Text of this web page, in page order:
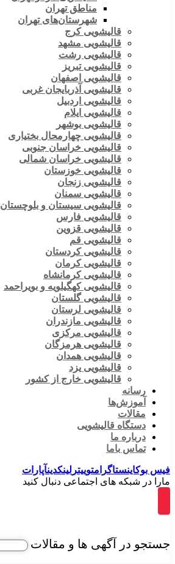
مناطق تهران
شهرستان‌های تهران
قالیشویی کرج
قالیشویی مشهد
قالیشویی رشت
قالیشویی تبریز
قالیشویی اصفهان
قالیشویی آذربایجان غربی
قالیشویی اردبیل
قالیشویی ایلام
قالیشویی بوشهر
قالیشویی چهارمحال بختیاری
قالیشویی خراسان جنوبی
قالیشویی خراسان شمالی
قالیشویی خوزستان
قالیشویی زنجان
قالیشویی سمنان
قالیشویی سیستان و بلوچستان
قالیشویی فارس
قالیشویی قزوین
قالیشویی قم
قالیشویی کردستان
قالیشویی کرمان
قالیشویی کرمانشاه
قالیشویی کهگیلویه و بویراحمد
قالیشویی گلستان
قالیشویی لرستان
قالیشویی مازندران
قالیشویی مرکزی
قالیشویی هرمزگان
قالیشویی همدان
قالیشویی یزد
قالیشویی خارج از کشور
رسانه
آموزش‌ها
مقالات
دستگاه قالیشویی
درباره ما
تماس باما
فیس بوکاینستاگرامتوییتر لینکدینآپارات
مارا در شبکه های اجتماعی دنبال کنید
جستجو در آگهی ها و مقالات